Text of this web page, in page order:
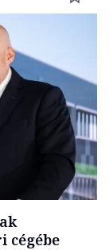
cégébe